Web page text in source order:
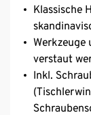
Klassische
Werkzeuge
verstaut
Inkl.